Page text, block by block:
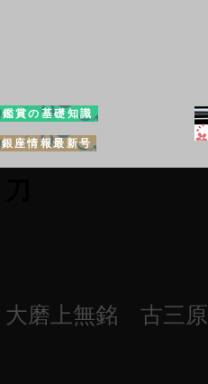
鑑賞の基礎知識
銀座情報最新号
大磨上無銘 古三原